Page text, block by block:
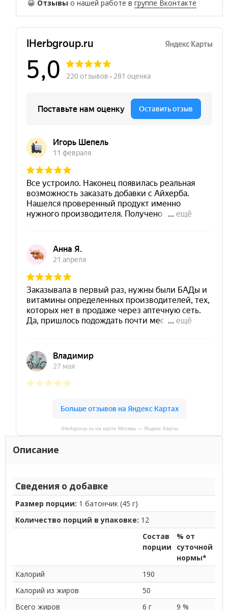
😀 Отзывы о нашей работе вгруппе Вконтакте
IHerbgroup.ru на карте Москвы — Яндекс Карты
Описание
Сведения о добавке
Размер порции: 1 батончик (45 г)
Количество порций в упаковке: 12
Состав
порции
% от
суточной
нормы*
Калорий
190
Калорий из жиров
50
Всего жиров
6 г 9 %